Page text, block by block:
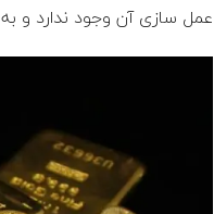
عمل سازی آن وجود ندارد و